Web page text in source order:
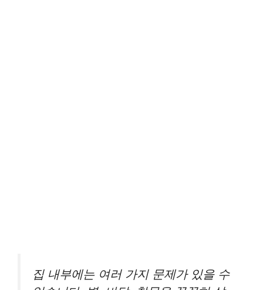
집 내부에는 여러 가지 문제가 있을 수